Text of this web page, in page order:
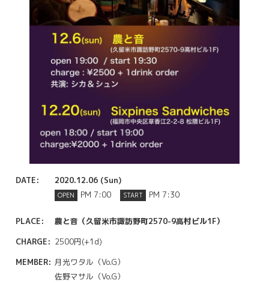
DATE: 2020.12.06 (Sun)
OPEN PM 7:00 START PM 7:30
PLACE:
農と音（久留米市諏訪野町2570-9高村ビル1F）
CHARGE: 2500円(+1d)
MEMBER: 月光ワタル（Vo.G）
佐野マサル（Vo.G）